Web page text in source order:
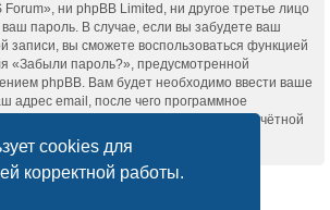
cookies для
корректной работы.
ни phpBB Limited, ни другое третье лицо
пароль. В случае, если вы забудете ваш
записи, вы сможете воспользоваться функцией
«Забыли пароль?», предусмотренной
phpBB. Вам будет необходимо ввести ваше
адрес email, после чего программное
вам новый пароль для вашей учётной